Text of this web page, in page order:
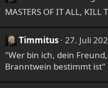
k
t
i
o
n
e
n
MASTERS OF IT ALL, KILL
Timmitus 27. Juli
"Wer bin ich, dein
Branntwein bestimmt ist"